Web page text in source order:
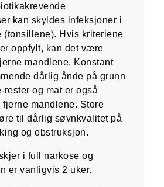
kan skyldes infeksjoner i
(tonsillene). Hvis kriteriene
oppfylt, kan det være
mandlene. Konstant
dårlig ånde på grunn
rester og mat er også
fjerne mandlene. Store
til dårlig søvnkvalitet på
og obstruksjon.
i full narkose og
er vanligvis 2 uker.